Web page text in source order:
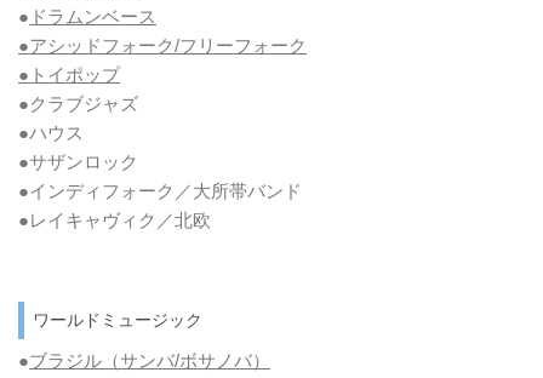
● ドラムンベース
●アシッドフォーク/フリーフォーク
●トイポップ
●クラブジャズ
●ハウス
●サザンロック
●インディフォーク／大所帯バンド
●レイキャヴィク／北欧
ワールドミュージック
●ブラジル（サンバ/ボサノバ）